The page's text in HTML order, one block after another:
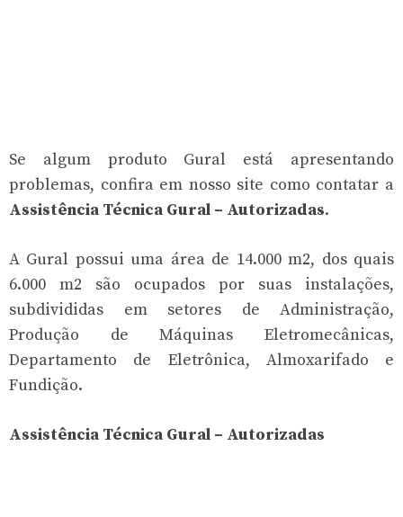
Se algum produto Gural está apresentando
problemas, confira em nosso site como contatar a
Assistência Técnica Gural – Autorizadas.
A Gural possui uma área de 14.000 m2, dos quais
6.000 m2 são ocupados por suas instalações,
subdivididas em setores de Administração,
Produção de Máquinas Eletromecânicas,
Departamento de Eletrônica, Almoxarifado e
Fundição.
Assistência Técnica Gural – Autorizadas